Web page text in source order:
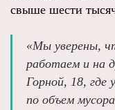
свыше шести
«Мы уверены,
работаем и на
Горной, 18, где
по объем мусора